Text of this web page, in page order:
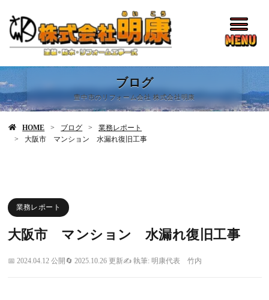
ブログ
豊中市のリフォーム会社 株式会社明康
HOME ブログ
業務レポート
大阪市 マンション 水漏れ復旧工事
業務レポート
大阪市 マンション 水漏れ復旧工事
2024.04.12 公開 2025.10.26 更新 執筆: 明康代表 竹内